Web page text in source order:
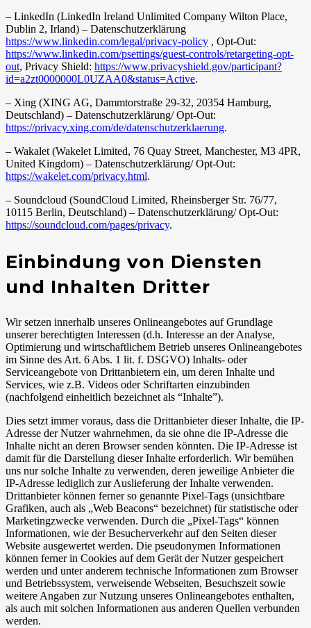
– LinkedIn (LinkedIn Ireland Unlimited Company Wilton Place,
Dublin 2, Irland) – Datenschutzerklärung
https://www.linkedin.com/legal/privacy-policy , Opt-Out:
https://www.linkedin.com/psettings/guest-controls/retargeting-opt-
out, Privacy Shield: https://www.privacyshield.gov/participant?
id=a2zt0000000L0UZAA0&status=Active.
– Xing (XING AG, Dammtorstraße 29-32, 20354 Hamburg,
Deutschland) – Datenschutzerklärung/ Opt-Out:
https://privacy.xing.com/de/datenschutzerklaerung.
– Wakalet (Wakelet Limited, 76 Quay Street, Manchester, M3 4PR,
United Kingdom) – Datenschutzerklärung/ Opt-Out:
https://wakelet.com/privacy.html.
– Soundcloud (SoundCloud Limited, Rheinsberger Str. 76/77,
10115 Berlin, Deutschland) – Datenschutzerklärung/ Opt-Out:
https://soundcloud.com/pages/privacy.
Einbindung von Diensten
und Inhalten Dritter
Wir setzen innerhalb unseres Onlineangebotes auf Grundlage
unserer berechtigten Interessen (d.h. Interesse an der Analyse,
Optimierung und wirtschaftlichem Betrieb unseres Onlineangebotes
im Sinne des Art. 6 Abs. 1 lit. f. DSGVO) Inhalts- oder
Serviceangebote von Drittanbietern ein, um deren Inhalte und
Services, wie z.B. Videos oder Schriftarten einzubinden
(nachfolgend einheitlich bezeichnet als “Inhalte”).
Dies setzt immer voraus, dass die Drittanbieter dieser Inhalte, die IP-
Adresse der Nutzer wahrnehmen, da sie ohne die IP-Adresse die
Inhalte nicht an deren Browser senden könnten. Die IP-Adresse ist
damit für die Darstellung dieser Inhalte erforderlich. Wir bemühen
uns nur solche Inhalte zu verwenden, deren jeweilige Anbieter die
IP-Adresse lediglich zur Auslieferung der Inhalte verwenden.
Drittanbieter können ferner so genannte Pixel-Tags (unsichtbare
Grafiken, auch als „Web Beacons“ bezeichnet) für statistische oder
Marketingzwecke verwenden. Durch die „Pixel-Tags“ können
Informationen, wie der Besucherverkehr auf den Seiten dieser
Website ausgewertet werden. Die pseudonymen Informationen
können ferner in Cookies auf dem Gerät der Nutzer gespeichert
werden und unter anderem technische Informationen zum Browser
und Betriebssystem, verweisende Webseiten, Besuchszeit sowie
weitere Angaben zur Nutzung unseres Onlineangebotes enthalten,
als auch mit solchen Informationen aus anderen Quellen verbunden
werden.